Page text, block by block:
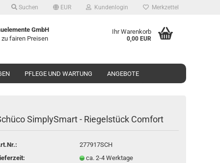
Suchen EUR Kundenlogin
erstellen
vergessen?
Merkzettel
GmbH
fairen Preisen
Ihr Warenkorb
0,00 EUR
PFLEGE UND WARTUNG ANGEBOTE
Sim­plyS­mart - Rie­gel­stück Com­fort
277917SCH
ca. 2-4 Werktage